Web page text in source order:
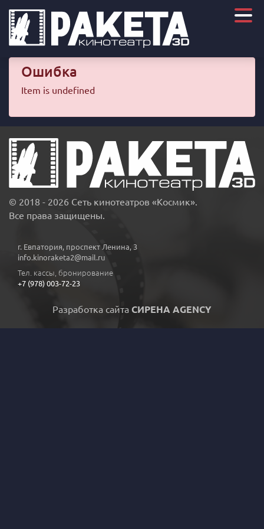
Ошибка
Item is undefined
© 2018 - 2026 Сеть кинотеатров «Космик».
Все права защищены.
г. Евпатория, проспект Ленина, 3
info.kinoraketa2@mail.ru
Тел. кассы, бронирование
+7 (978) 003-72-23
Разработка сайта СИРЕНА AGENCY